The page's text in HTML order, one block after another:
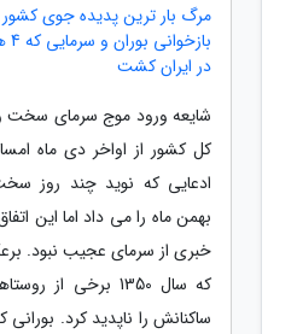
مرگ بار ترین پدیده جوی
در ایران کشت
شایعه ورود موج سرمای
کل کشور از اواخر دی ماه
ادعایی که نوید چند روز
بهمن ماه را می داد اما این
خبری از سرمای عجیب نبود.
که سال 1350 برخی از
ساکنانش را ناپدید کرد.